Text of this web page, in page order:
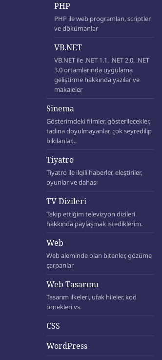
PHP
PHP ile web programları, scriptler
ve dökümanlar
VB.NET
VB.NET ile .NET 1.1, .NET 2.0, .NET
3.0 ortamlarında uygulama
geliştirme hakkında yazılar ve
makaleler
Sinema
Gösterimdeki filmler, gösterilecekler,
tadına doyulmayanlar, çok seyredilip
bıkılanlar…
Tiyatro
Tiyatro ile ilgili haberler, eleştiriler,
oyunlar ve dahası
TV Dizileri
Takip ettiğim televizyon dizileri
hakkında paylaşmak istediklerim.
Web
Web aleminde olan bitenler, gözüme
çarpanlar
Web Tasarımı
Tasarım ilkeleri, ufak hileler, kod
örnekleri vs.
CSS
WordPress